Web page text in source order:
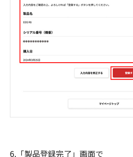
6.「製品登録完了」画面で